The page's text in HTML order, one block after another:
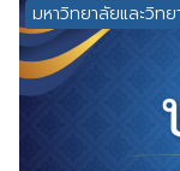
มหาวิทยาลัยและวิทย